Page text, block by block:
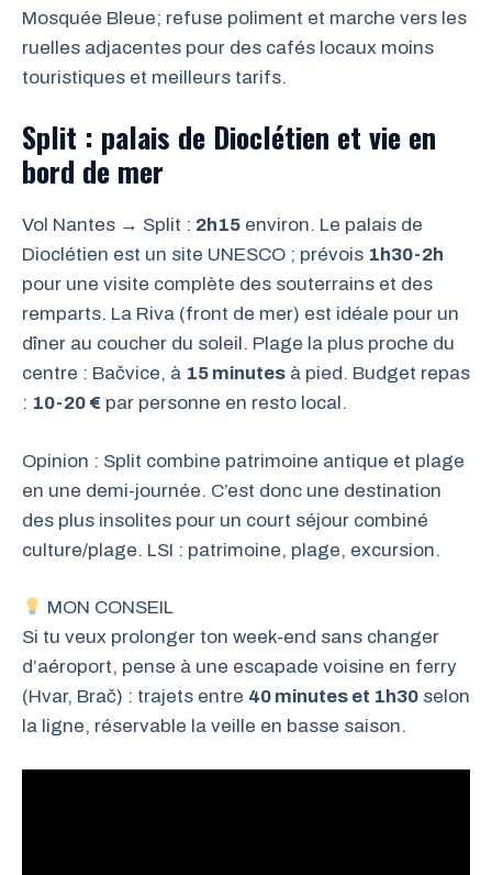
Mosquée Bleue; refuse poliment et marche vers les
ruelles adjacentes pour des cafés locaux moins
touristiques et meilleurs tarifs.
Split : palais de Dioclétien et vie en
bord de mer
Vol Nantes → Split : 2h15 environ. Le palais de
Dioclétien est un site UNESCO ; prévois 1h30-2h
pour une visite complète des souterrains et des
remparts. La Riva (front de mer) est idéale pour un
dîner au coucher du soleil. Plage la plus proche du
centre : Bačvice, à 15 minutes à pied. Budget repas
: 10-20 € par personne en resto local.
Opinion : Split combine patrimoine antique et plage
en une demi-journée. C’est donc une destination
des plus insolites pour un court séjour combiné
culture/plage. LSI : patrimoine, plage, excursion.
MON CONSEIL
Si tu veux prolonger ton week-end sans changer
d’aéroport, pense à une escapade voisine en ferry
(Hvar, Brač) : trajets entre 40 minutes et 1h30 selon
la ligne, réservable la veille en basse saison.